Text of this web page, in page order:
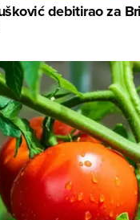
debitirao za